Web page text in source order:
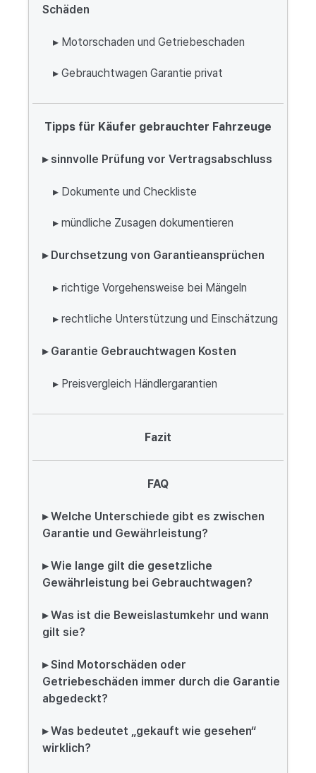
Schäden
▸ Motorschaden und Getriebeschaden
▸ Gebrauchtwagen Garantie privat
Tipps für Käufer gebrauchter Fahrzeuge
▸ sinnvolle Prüfung vor Vertragsabschluss
▸ Dokumente und Checkliste
▸ mündliche Zusagen dokumentieren
▸ Durchsetzung von Garantieansprüchen
▸ richtige Vorgehensweise bei Mängeln
▸ rechtliche Unterstützung und Einschätzung
▸ Garantie Gebrauchtwagen Kosten
▸ Preisvergleich Händlergarantien
Fazit
FAQ
▸ Welche Unterschiede gibt es zwischen
Garantie und Gewährleistung?
▸ Wie lange gilt die gesetzliche
Gewährleistung bei Gebrauchtwagen?
▸ Was ist die Beweislastumkehr und wann
gilt sie?
▸ Sind Motorschäden oder
Getriebeschäden immer durch die Garantie
abgedeckt?
▸ Was bedeutet „gekauft wie gesehen“
wirklich?